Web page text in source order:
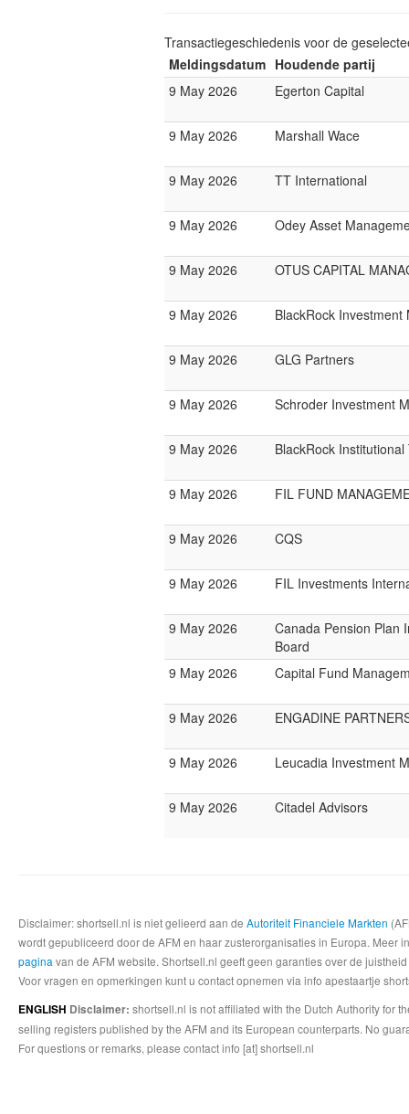
Transactiegeschiedenis voor de
Meldingsdatum Houdende partij
9 May 2026
Egerton Capital
9 May 2026 Marshall Wace
9 May 2026 TT International
9 May 2026 Odey Asset
9 May 2026 OTUS CAPITAL
9 May 2026 BlackRock Investment
9 May 2026 GLG Partners
9 May 2026 Schroder Investment
9 May 2026 BlackRock
9 May 2026 FIL FUND
9 May 2026 CQS
9 May 2026 FIL Investments
9 May 2026
Canada Pension Plan
Board
9 May 2026
Capital Fund
9 May 2026 ENGADINE
9 May 2026 Leucadia Investment
9 May 2026 Citadel Advisors
Disclaimer: shortsell.nl is niet gelieerd aan de Autoriteit Financiele Markten
wordt gepubliceerd door de AFM en haar zusterorganisaties in Europa.
pagina van de AFM website. Shortsell.nl geeft geen garanties over de
Voor vragen en opmerkingen kunt u contact opnemen via info apestaartje
ENGLISH Disclaimer: shortsell.nl is not affiliated with the Dutch Authority for
selling registers published by the AFM and its European counterparts. No
For questions or remarks, please contact info [at] shortsell.nl